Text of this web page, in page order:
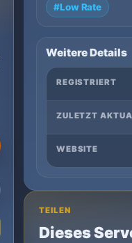
#Low Rate
Weitere Details
REGISTRIERT
ZULETZT
WEBSITE
TEILEN
Dieses